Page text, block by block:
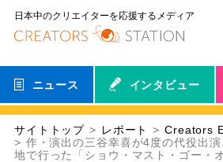
日本中のクリエイターを応援するメディア
ニュース インタビュー
サイトトップ レポート
Creators
作・演出の三谷幸喜が4度の代役出
地で行った「ショウ・マスト・ゴー・オ